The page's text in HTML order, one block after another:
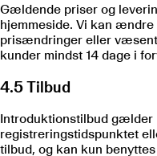
Gældende priser og
hjemmeside. Vi kan
prisændringer eller
kunder mindst 14 dage i
4.5 Tilbud
Introduktionstilbud gælder
registreringstidspunktet
tilbud, og kan kun